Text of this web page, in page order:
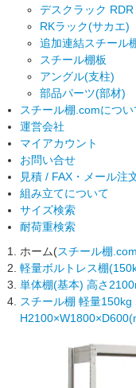
デスクラック RDR
RKラック(サカエ)
追加連結スチール
スチール棚板
アングル(支柱)
部品パーツ(部材)
スチール棚.comについ
運営会社
マイアカウント
お問い合せ
見積 / FAX・メール注
組み立てについて
サイズ検索
耐荷重検索
ホーム(スチール棚.com
軽量ボルトレス棚
単体棚(基本) 高さ
スチール棚 軽量